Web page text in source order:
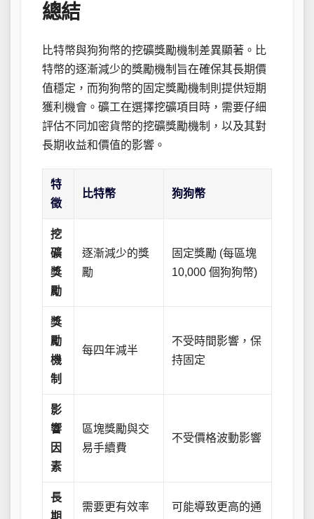
總結
比特幣與狗狗幣的挖礦獎勵機制差異顯著。比
特幣的逐漸減少的獎勵機制旨在確保其長期價
值穩定，而狗狗幣的固定獎勵機制則提供短期
獲利機會。礦工在選擇挖礦項目時，需要仔細
評估不同加密貨幣的挖礦獎勵機制，以及其對
長期收益和價值的影響。
特
徵
比特幣 狗狗幣
挖
礦
獎
勵
逐漸減少的獎
勵
固定獎勵 (每區塊
10,000 個狗狗幣)
獎
勵
機
制
每四年減半
不受時間影響，保
持固定
影
響
因
素
區塊獎勵與交
易手續費
不受價格波動影響
長
期
需要更有效率 可能導致更高的通